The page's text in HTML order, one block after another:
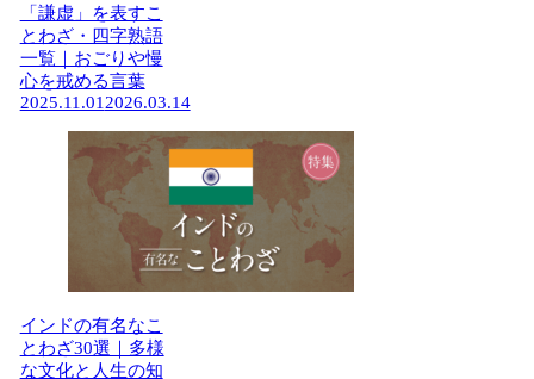
「謙虚」を表すこ
とわざ・四字熟語
一覧｜おごりや慢
心を戒める言葉
2025.11.012026.03.14
インドの有名なこ
とわざ30選｜多様
な文化と人生の知